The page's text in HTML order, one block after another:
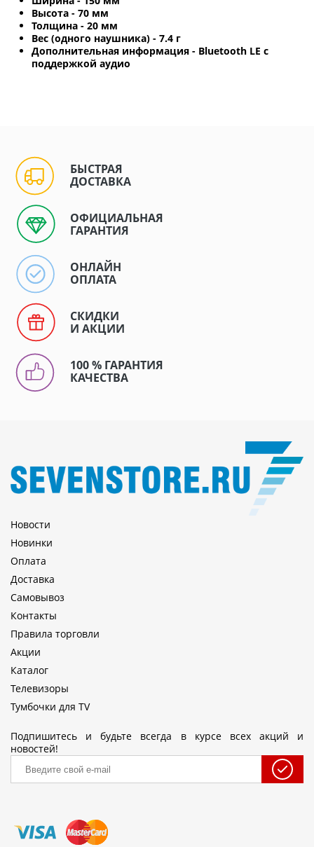
Высота - 70 мм
Толщина - 20 мм
Вес (одного наушника) - 7.4 г
Дополнительная информация - Bluetooth LE с
поддержкой аудио
БЫСТРАЯ
ДОСТАВКА
ОФИЦИАЛЬНАЯ
ГАРАНТИЯ
ОНЛАЙН
ОПЛАТА
СКИДКИ
И АКЦИИ
100 % ГАРАНТИЯ
КАЧЕСТВА
Новости
Новинки
Оплата
Доставка
Самовывоз
Контакты
Правила торговли
Акции
Каталог
Телевизоры
Тумбочки для TV
Подпишитесь и будьте всегда в курсе всех акций и
новостей!